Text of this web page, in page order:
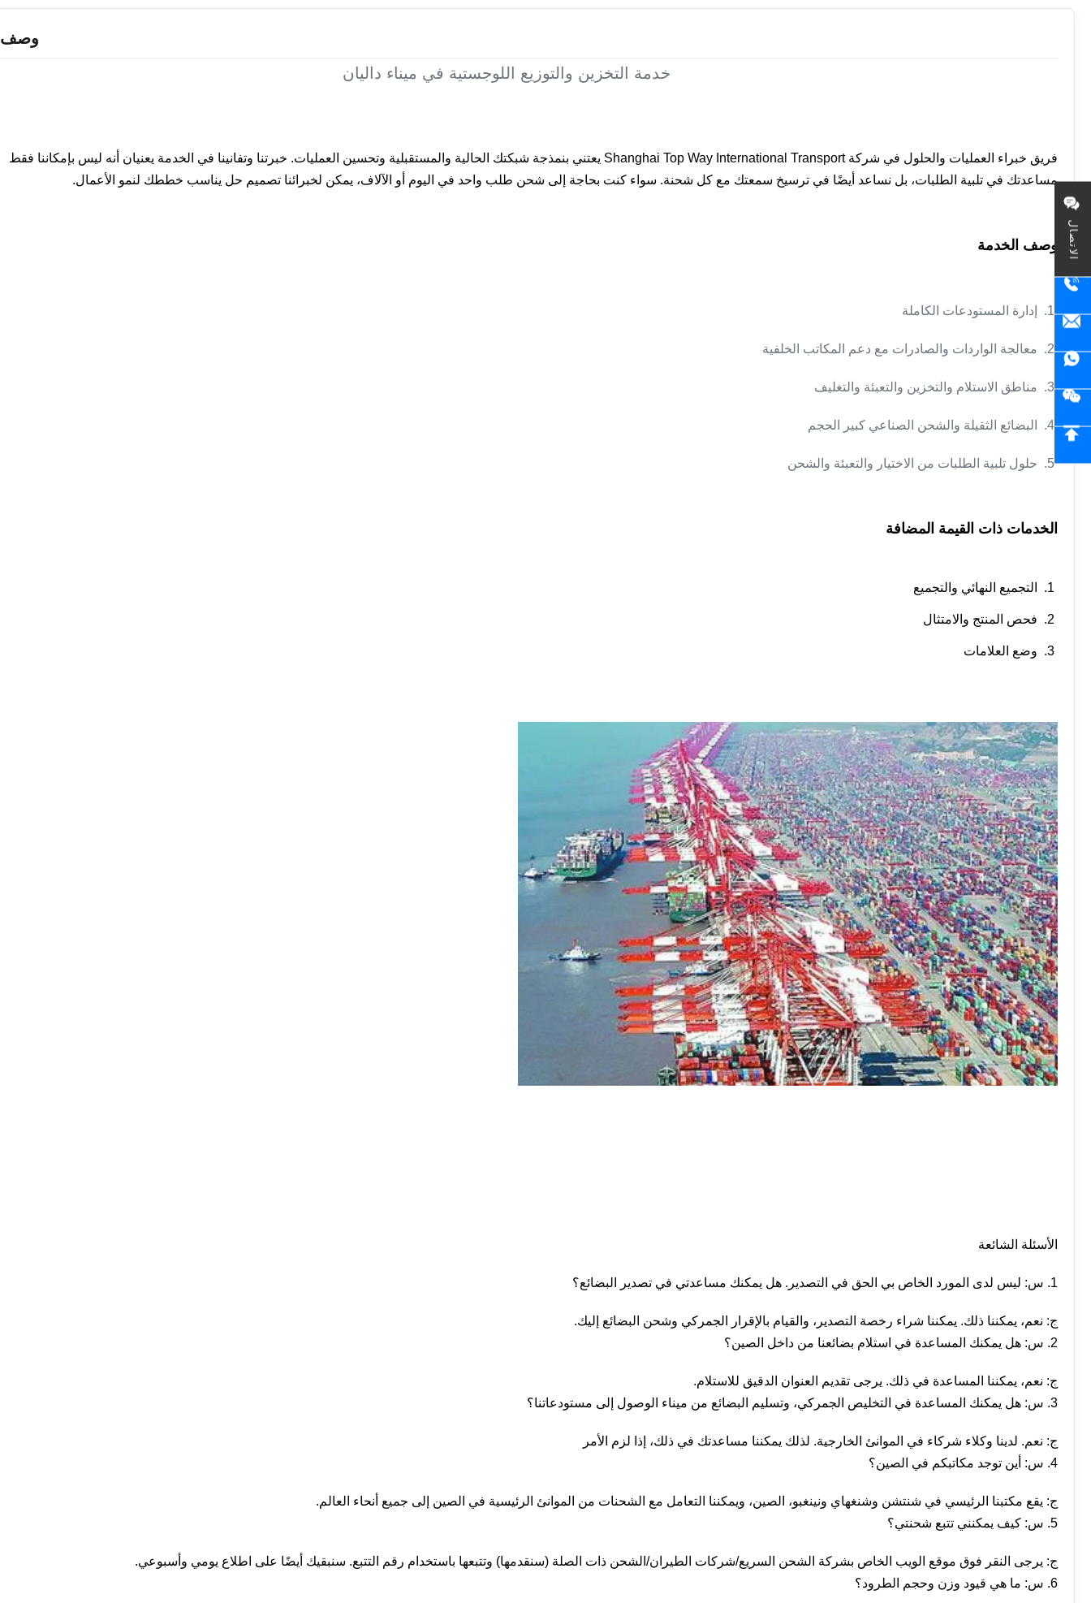
الاتصال
وصف
خدمة التخزين والتوزيع اللوجستية في ميناء داليان
فريق خبراء العمليات والحلول في شركة Shanghai Top Way International Transport يعتني بنمذجة شبكتك الحالية والمستقبلية وتحسين العمليات. خبرتنا وتفانينا في الخدمة يعنيان أنه ليس بإمكاننا فقط
مساعدتك في تلبية الطلبات، بل نساعد أيضًا في ترسيخ سمعتك مع كل شحنة. سواء كنت بحاجة إلى شحن طلب واحد في اليوم أو الآلاف، يمكن لخبرائنا تصميم حل يناسب خططك لنمو الأعمال.
وصف الخدمة
1. إدارة المستودعات الكاملة
2. معالجة الواردات والصادرات مع دعم المكاتب الخلفية
3. مناطق الاستلام والتخزين والتعبئة والتغليف
4. البضائع الثقيلة والشحن الصناعي كبير الحجم
5. حلول تلبية الطلبات من الاختيار والتعبئة والشحن
الخدمات ذات القيمة المضافة
الأسئلة الشائعة
1. س: ليس لدى المورد الخاص بي الحق في التصدير. هل يمكنك مساعدتي في تصدير البضائع؟
ج: نعم، يمكننا ذلك. يمكننا شراء رخصة التصدير، والقيام بالإقرار الجمركي وشحن البضائع إليك.
2. س: هل يمكنك المساعدة في استلام بضائعنا من داخل الصين؟
ج: نعم، يمكننا المساعدة في ذلك. يرجى تقديم العنوان الدقيق للاستلام.
3. س: هل يمكنك المساعدة في التخليص الجمركي، وتسليم البضائع من ميناء الوصول إلى مستودعاتنا؟
ج: نعم. لدينا وكلاء شركاء في الموانئ الخارجية. لذلك يمكننا مساعدتك في ذلك، إذا لزم الأمر
4. س: أين توجد مكاتبكم في الصين؟
ج: يقع مكتبنا الرئيسي في شنتشن وشنغهاي ونينغبو، الصين، ويمكننا التعامل مع الشحنات من الموانئ الرئيسية في الصين إلى جميع أنحاء العالم.
5. س: كيف يمكنني تتبع شحنتي؟
ج: يرجى النقر فوق موقع الويب الخاص بشركة الشحن السريع/شركات الطيران/الشحن ذات الصلة (سنقدمها) وتتبعها باستخدام رقم التتبع. سنبقيك أيضًا على اطلاع يومي وأسبوعي.
6. س: ما هي قيود وزن وحجم الطرود؟